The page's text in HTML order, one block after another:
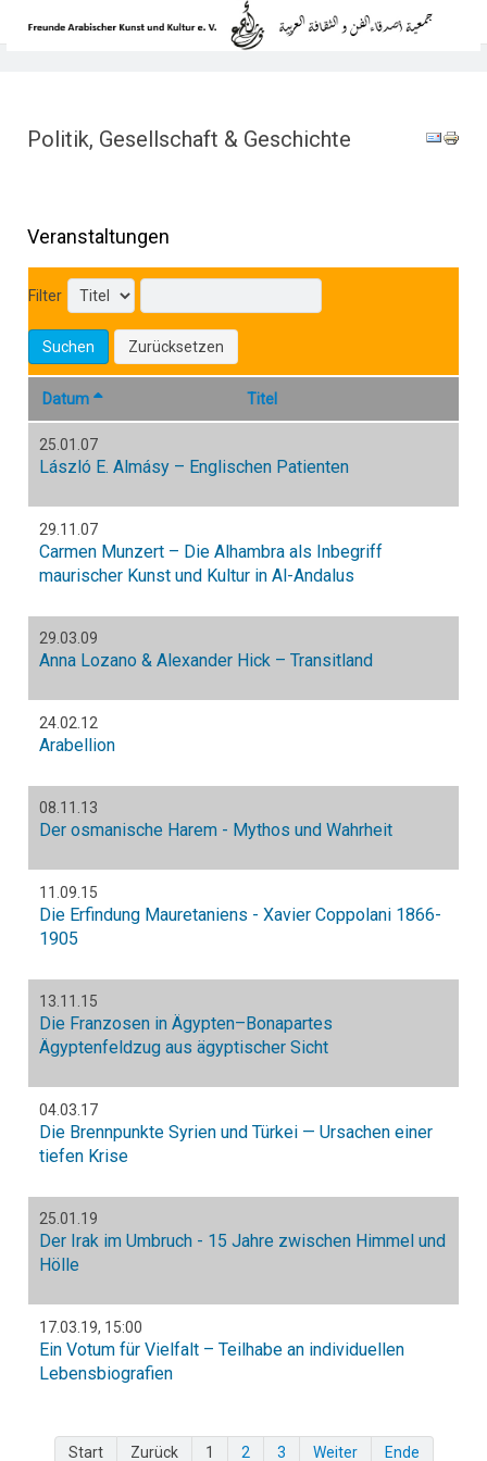
Politik, Gesellschaft & Geschichte
Veranstaltungen
Filter
Suchen Zurücksetzen
Datum Titel
25.01.07
László E. Almásy – Englischen Patienten
29.11.07
Carmen Munzert – Die Alhambra als Inbegriff
maurischer Kunst und Kultur in Al-Andalus
29.03.09
Anna Lozano & Alexander Hick – Transitland
24.02.12
Arabellion
08.11.13
Der osmanische Harem - Mythos und Wahrheit
11.09.15
Die Erfindung Mauretaniens - Xavier Coppolani 1866-
1905
13.11.15
Die Franzosen in Ägypten–Bonapartes
Ägyptenfeldzug aus ägyptischer Sicht
04.03.17
Die Brennpunkte Syrien und Türkei — Ursachen einer
tiefen Krise
25.01.19
Der Irak im Umbruch - 15 Jahre zwischen Himmel und
Hölle
17.03.19, 15:00
Ein Votum für Vielfalt – Teilhabe an individuellen
Lebensbiografien
Start Zurück 1 2 3 Weiter Ende